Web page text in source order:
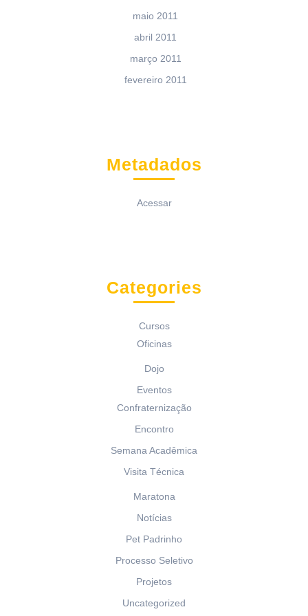
maio 2011
abril 2011
março 2011
fevereiro 2011
Metadados
Acessar
Categories
Cursos
Oficinas
Dojo
Eventos
Confraternização
Encontro
Semana Acadêmica
Visita Técnica
Maratona
Notícias
Pet Padrinho
Processo Seletivo
Projetos
Uncategorized